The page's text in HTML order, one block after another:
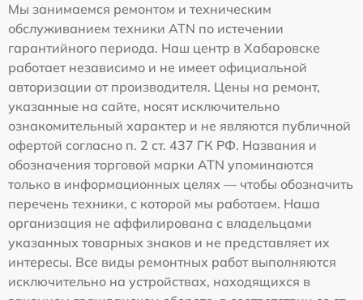
Мы занимаемся ремонтом и техническим
обслуживанием техники ATN по истечении
гарантийного периода. Наш центр в Хабаровске
работает независимо и не имеет официальной
авторизации от производителя. Цены на ремонт,
указанные на сайте, носят исключительно
ознакомительный характер и не являются публичной
офертой согласно п. 2 ст. 437 ГК РФ. Названия и
обозначения торговой марки ATN упоминаются
только в информационных целях — чтобы обозначить
перечень техники, с которой мы работаем. Наша
организация не аффилирована с владельцами
указанных товарных знаков и не представляет их
интересы. Все виды ремонтных работ выполняются
исключительно на устройствах, находящихся в